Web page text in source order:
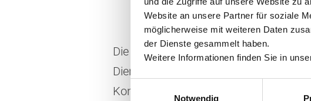
Website an unsere Partner für soziale
möglicherweise mit weiteren Daten
der Dienste gesammelt haben.
Weitere Informationen finden Sie in
Notwendig
Die Südwestdeutsche
Dienstag, 19. September 2023, in
Konzern offiziell begonnen. „Mit der